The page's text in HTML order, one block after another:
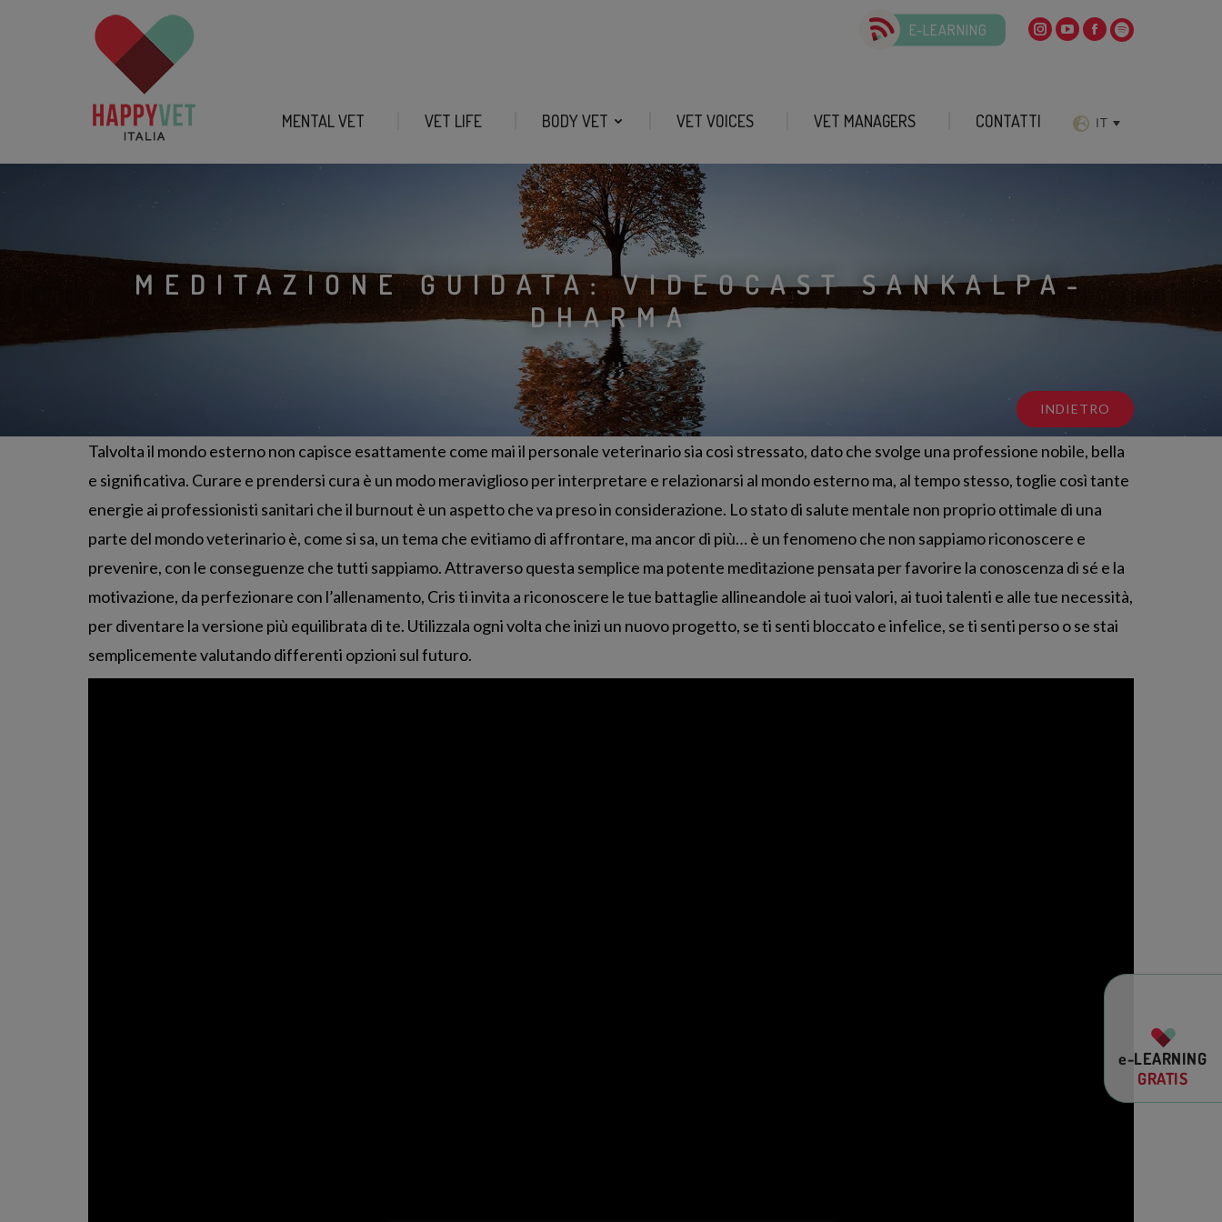
e-LEARNING
GRATIS
E-LEARNING
MENTAL VET VET LIFE BODY VET VET VOICES VET MANAGERS CONTATTI IT
MEDITAZIONE GUIDATA: VIDEOCAST SANKALPA-
DHARMA
INDIETRO
Talvolta il mondo esterno non capisce esattamente come mai il personale veterinario sia così stressato, dato che svolge una professione nobile, bella
e significativa. Curare e prendersi cura è un modo meraviglioso per interpretare e relazionarsi al mondo esterno ma, al tempo stesso, toglie così tante
energie ai professionisti sanitari che il burnout è un aspetto che va preso in considerazione. Lo stato di salute mentale non proprio ottimale di una
parte del mondo veterinario è, come si sa, un tema che evitiamo di affrontare, ma ancor di più… è un fenomeno che non sappiamo riconoscere e
prevenire, con le conseguenze che tutti sappiamo. Attraverso questa semplice ma potente meditazione pensata per favorire la conoscenza di sé e la
motivazione, da perfezionare con l’allenamento, Cris ti invita a riconoscere le tue battaglie allineandole ai tuoi valori, ai tuoi talenti e alle tue necessità,
per diventare la versione più equilibrata di te. Utilizzala ogni volta che inizi un nuovo progetto, se ti senti bloccato e infelice, se ti senti perso o se stai
semplicemente valutando differenti opzioni sul futuro.